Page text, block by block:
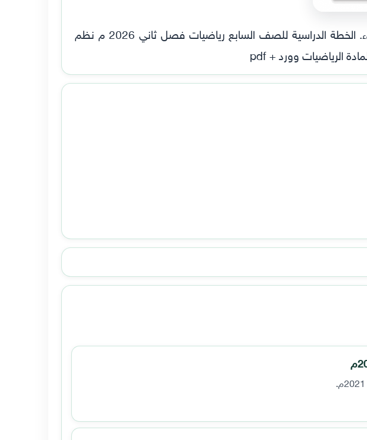
خطة رياضيات الصف السابع الفصل الدراسي الثاني 2025/2026م نظام الطواريء. الخطة الدراسية للصف السابع رياضيات فصل ثاني 2026 م نظم